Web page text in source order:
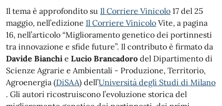
Il tema è approfondito su Il Corriere Vinicolo 17 del 25
maggio, nell’edizione Il Corriere Vinicolo Vite, a pagina
16, nell’articolo “Miglioramento genetico dei portinnesti
tra innovazione e sfide future”. Il contributo è firmato da
Davide Bianchi e Lucio Brancadoro del Dipartimento di
Scienze Agrarie e Ambientali - Produzione, Territorio,
Agroenergia (DiSAA) dell’Università degli Studi di Milano
. Gli autori ricostruiscono l’evoluzione storica del